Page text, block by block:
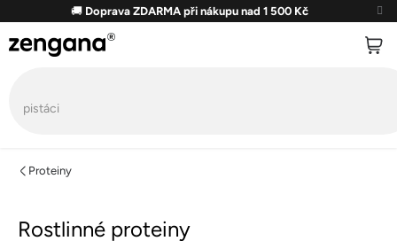
obsah
🚚 Doprava ZDARMA při nákupu nad 1 500 Kč
Proteiny
Rostlinné proteiny